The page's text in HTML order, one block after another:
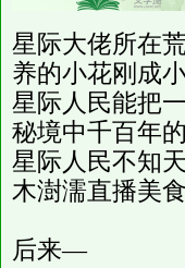
星际大佬所在
养的小花刚成
星际人民能把
秘境中千百年
星际人民不知
木澍濡直播美
后来—